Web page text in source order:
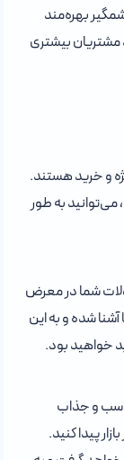
بهره‌مند
مشتریان بیشتری
و خرید هستند.
می‌توانید به طور
شما در معرض
شده و به این
خواهید بود.
و جذاب
پیدا کنید.